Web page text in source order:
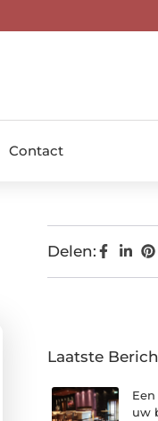
Contact
Delen:
Laatste
uw